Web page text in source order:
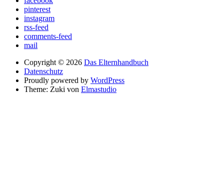
pinterest
instagram
rss-feed
comments-feed
mail
Copyright © 2026 Das Elternhandbuch
Datenschutz
Proudly powered by WordPress
Theme: Zuki von Elmastudio